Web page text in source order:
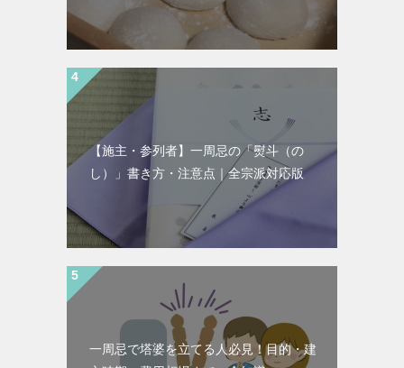
【施主・参列者】一周忌の「熨斗（の
し）」書き方・注意点｜全宗派対応版
一周忌で塔婆を立てる人必見！目的・建